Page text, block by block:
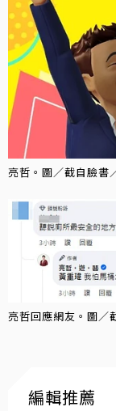
亮哲。圖／截自臉書
亮哲回應網友。圖／
編輯推薦